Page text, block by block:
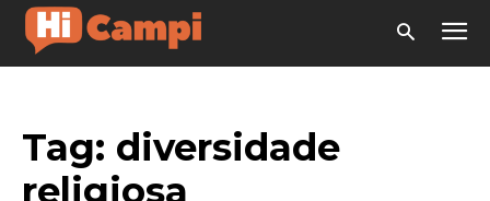
Tag: diversidade
religiosa